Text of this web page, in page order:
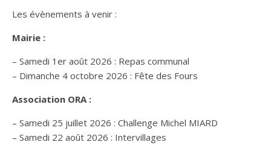
Les évènements à venir :
Mairie :
– Samedi 1er août 2026 : Repas communal
– Dimanche 4 octobre 2026 : Fête des Fours
Association ORA :
– Samedi 25 juillet 2026 : Challenge Michel MIARD
– Samedi 22 août 2026 : Intervillages